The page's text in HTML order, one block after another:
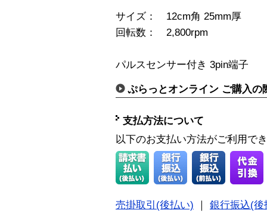
サイズ： 12cm角 25mm厚
回転数： 2,800rpm
パルスセンサー付き 3pin端子
ぷらっとオンライン ご購入の
支払方法について
以下のお支払い方法がご利用で
売掛取引(後払い)
銀行振込(後